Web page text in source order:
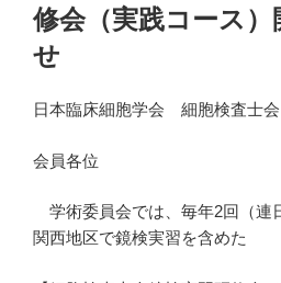
修会（実践コース）
せ
日本臨床細胞学会 細胞検査士会
会員各位
学術委員会では、毎年2回（連
関西地区で鏡検実習を含めた